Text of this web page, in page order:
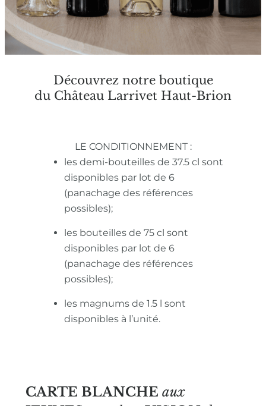
Découvrez notre boutique
du Château Larrivet Haut-Brion
LE CONDITIONNEMENT :
les demi-bouteilles de 37.5 cl sont
disponibles par lot de 6
(panachage des références
possibles);
les bouteilles de 75 cl sont
disponibles par lot de 6
(panachage des références
possibles);
les magnums de 1.5 l sont
disponibles à l’unité.
CARTE BLANCHE aux